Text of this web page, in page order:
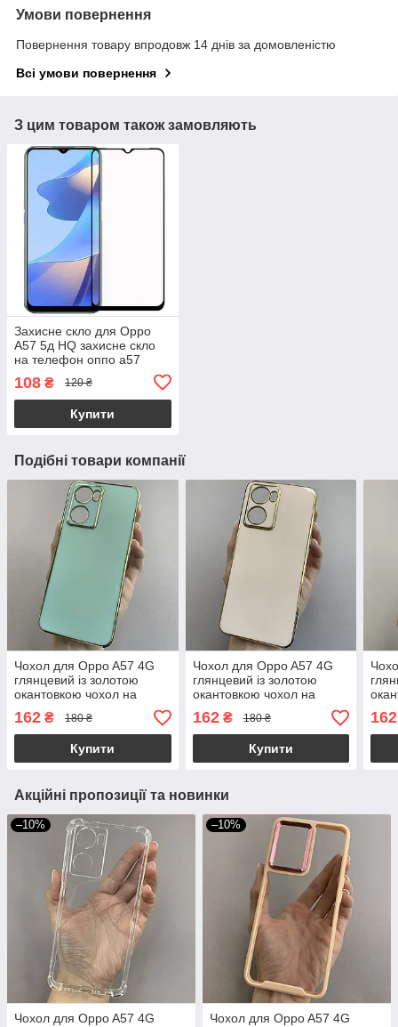
Умови повернення
Повернення товару впродовж 14 днів за домовленістю
Всі умови повернення
З цим товаром також замовляють
Захисне скло для Oppo
A57 5д HQ захисне скло
на телефон оппо а57
108 ₴ 120 ₴
Купити
Подібні товари компанії
Чохол для Oppo A57 4G
глянцевий із золотою
окантовкою чохол на
телефон оппо а57 4г
бірюзовий h7y
162 ₴ 180 ₴
Купити
Чохол для Oppo A57 4G
глянцевий із золотою
окантовкою чохол на
телефон оппо а57 4г
пудровий h7y
162₴ 180 ₴
Купити
162
Акційні пропозиції та новинки
–10%
Чохол для Oppo A57 4G
–10%
Чохол для Oppo A57 4G